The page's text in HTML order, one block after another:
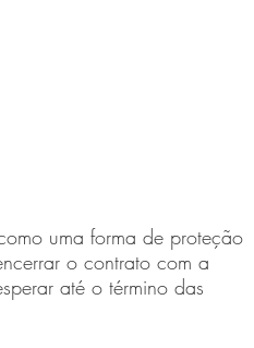
uma forma de proteção
o contrato com a
até o término das